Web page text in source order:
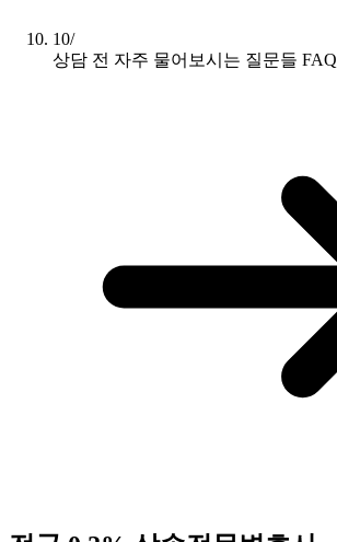
10/
상담 전 자주 물어보시는 질문들 FAQ